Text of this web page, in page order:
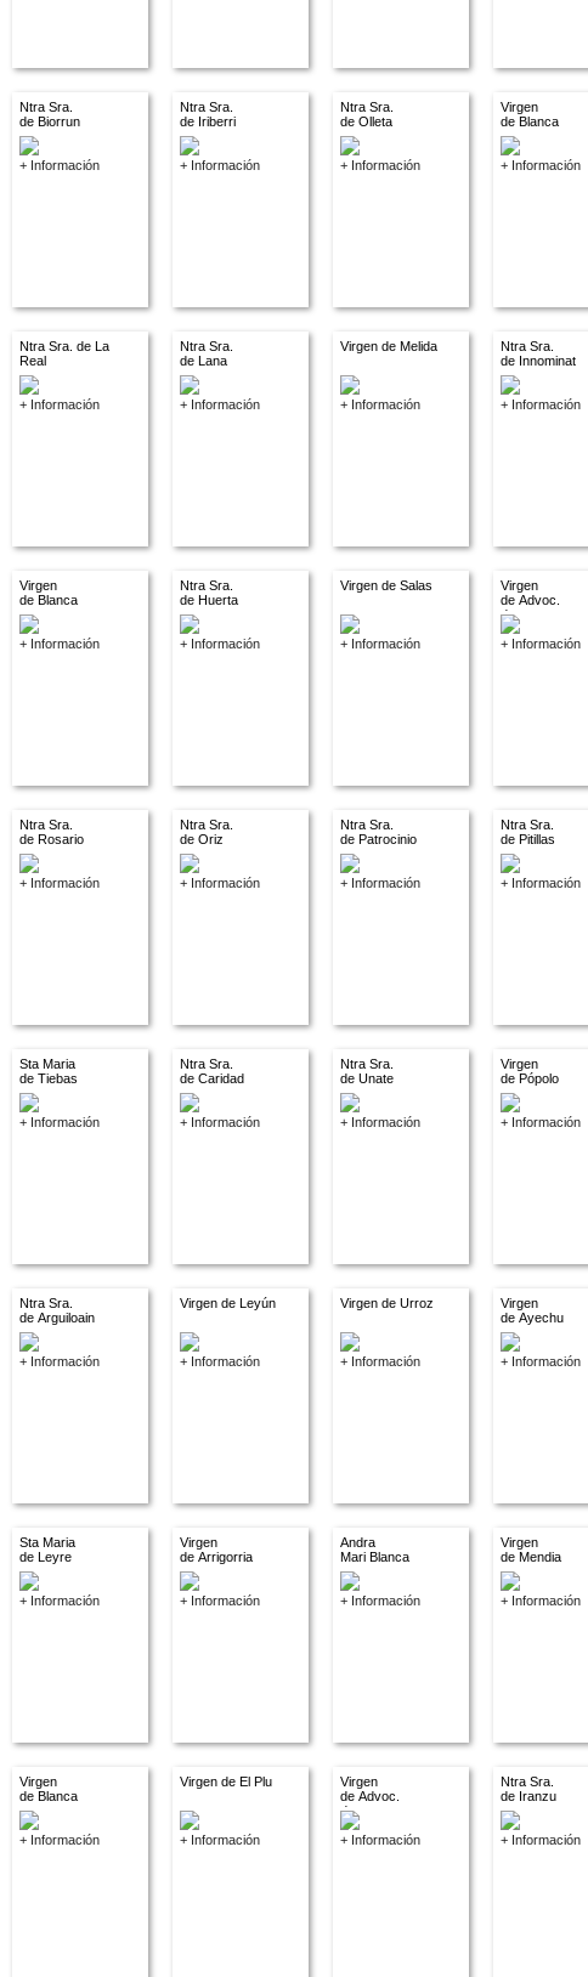
Ntra Sra.
de Biorrun
+ Información
Ntra Sra.
de Iriberri
+ Información
Ntra Sra.
de Olleta
+ Información
Virgen
de Blanca
+ Información
Ntra Sra. de La
Real
+ Información
Ntra Sra.
de Lana
+ Información
Virgen de Melida
+ Información
Ntra Sra.
de Innominat
+ Información
Virgen
de Blanca
+ Información
Ntra Sra.
de Huerta
+ Información
Virgen de Salas
+ Información
Virgen
de Advoc.
descon.
+ Información
Ntra Sra.
de Rosario
+ Información
Ntra Sra.
de Oriz
+ Información
Ntra Sra.
de Patrocinio
+ Información
Ntra Sra.
de Pitillas
+ Información
Sta Maria
de Tiebas
+ Información
Ntra Sra.
de Caridad
+ Información
Ntra Sra.
de Unate
+ Información
Virgen
de Pópolo
+ Información
Ntra Sra.
de Arguiloain
+ Información
Virgen de Leyún
+ Información
Virgen de Urroz
+ Información
Virgen
de Ayechu
+ Información
Sta Maria
de Leyre
+ Información
Virgen
de Arrigorria
+ Información
Andra
Mari Blanca
+ Información
Virgen
de Mendia
+ Información
Virgen
de Blanca
+ Información
Virgen de El Plu
+ Información
Virgen
de Advoc.
descon.
+ Información
Ntra Sra.
de Iranzu
+ Información